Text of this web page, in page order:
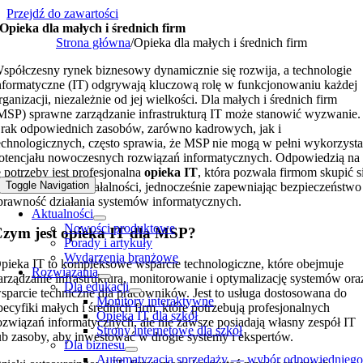
Przejdź do zawartości
Toggle Navigation
Aktualności
Nowości produktowe
Porady i artykuły
Wydarzenia branżowe
Rozwiązania
Dla edukacji
Monitory interaktywne
Opieka IT dla szkół
Strony internetowe dla szkół
Dla biznesu
Automatyzacja sprzedaży — wybór odpowiedniego
Opieka dla małych i średnich firm
Strona główna/Opieka dla małych i średnich firm
rynek biznesowy dynamicznie się rozwija, a technologie
(IT) odgrywają kluczową rolę w funkcjonowaniu każdej
niezależnie od jej wielkości. Dla małych i średnich firm
sprawne zarządzanie infrastrukturą IT może stanowić wyzwanie.
odpowiednich zasobów, zarówno kadrowych, jak i
często sprawia, że MSP nie mogą w pełni
nowoczesnych rozwiązań informatycznych. Odpowiedzią na
potrzeby jest profesjonalnaopieka IT, która pozwala firmom skupić
podstawowej działalności, jednocześnie zapewniając
działania systemów informatycznych.
jest opieka IT dla MSP?
IT to kompleksowe wsparcie technologiczne, które obejmuje
infrastrukturą, monitorowanie i optymalizację systemów
techniczne dla pracowników. Jest to usługa dostosowana do
małych i średnich firm, które potrzebują profesjonalnych
informatycznych, ale nie zawsze posiadają własny zespół IT
zasoby, aby inwestować w drogie systemy i ekspertów.